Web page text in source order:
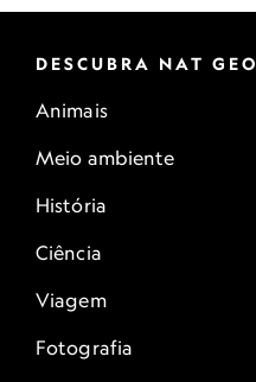
DESCUBRA NAT GEO
Animais
Meio ambiente
História
Ciência
Viagem
Fotografia